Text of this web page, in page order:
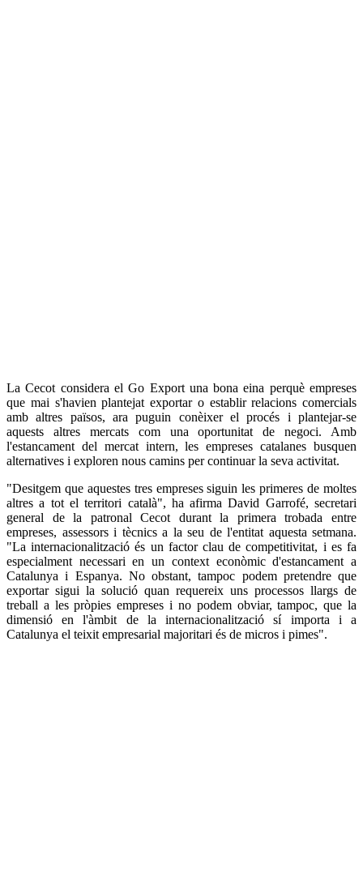
La Cecot considera el Go Export una bona eina perquè empreses
que mai s'havien plantejat exportar o establir relacions comercials
amb altres països, ara puguin conèixer el procés i plantejar-se
aquests altres mercats com una oportunitat de negoci. Amb
l'estancament del mercat intern, les empreses catalanes busquen
alternatives i exploren nous camins per continuar la seva activitat.
"Desitgem que aquestes tres empreses siguin les primeres de moltes
altres a tot el territori català", ha afirma David Garrofé, secretari
general de la patronal Cecot durant la primera trobada entre
empreses, assessors i tècnics a la seu de l'entitat aquesta setmana.
"La internacionalització és un factor clau de competitivitat, i es fa
especialment necessari en un context econòmic d'estancament a
Catalunya i Espanya. No obstant, tampoc podem pretendre que
exportar sigui la solució quan requereix uns processos llargs de
treball a les pròpies empreses i no podem obviar, tampoc, que la
dimensió en l'àmbit de la internacionalització sí importa i a
Catalunya el teixit empresarial majoritari és de micros i pimes".